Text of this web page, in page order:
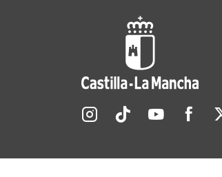
Redes sociales